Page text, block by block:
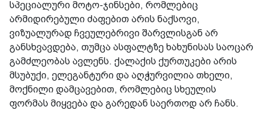
სპეციალური მოტო-ჯინსები, რომლებიც
არმიდირებული ძაფებით არის ნაქსოვი,
ვიზუალურად ჩვეულებრივი შარვლისგან არ
განსხვავდება, თუმცა ასფალტზე ხახუნისას საოცარ
გამძლეობას ავლენს. ქალაქის ქურთუკები არის
მსუბუქი, ელეგანტური და აღჭურვილია თხელი,
მოქნილი დამცავებით, რომლებიც სხეულის
ფორმას მიყვება და გარედან საერთოდ არ ჩანს.